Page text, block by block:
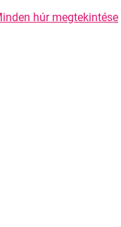
húr megtekintése